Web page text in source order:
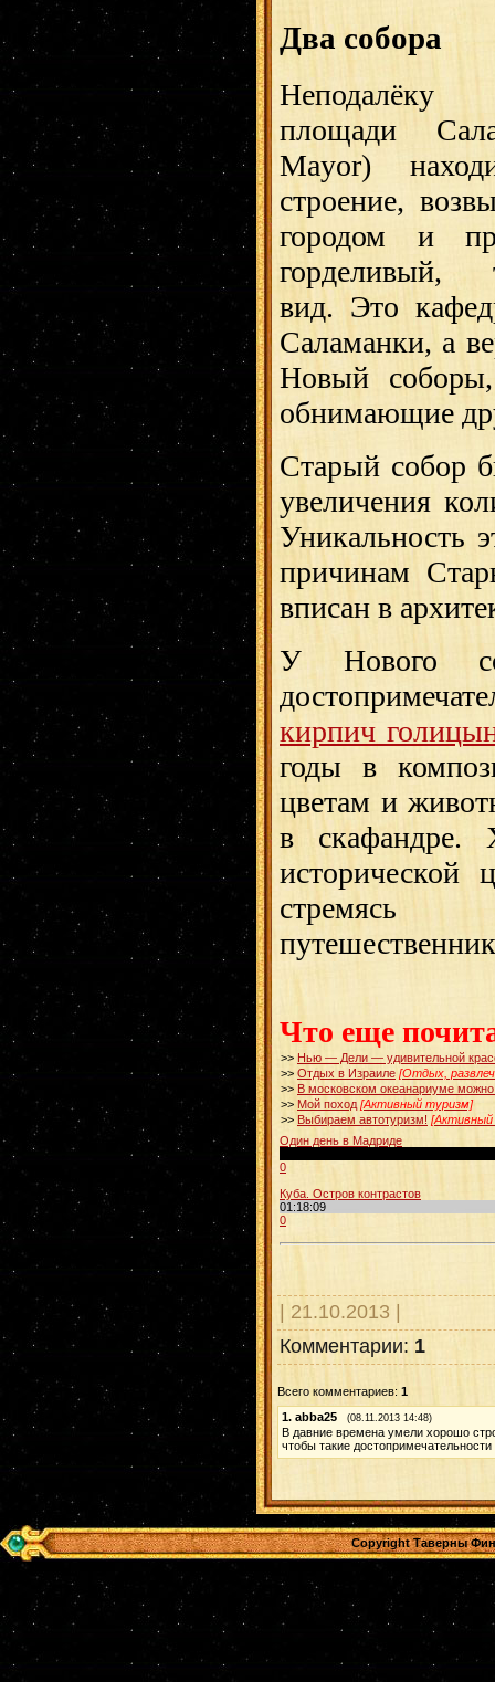
Два собора
площади
Mayor)
строение,
городом и
горделивый,
вид. Это
Саламанки, а
Новый
обнимающие
Старый собор
увеличения
Уникальность
причинам
вписан в
У Нового
кирпич
годы в
цветам и
в скафандре.
стремясь
Что еще
>> Нью — Дели — удивительной
>> Отдых в Израиле [Отдых,
>> В московском океанариуме можно
>> Мой поход [Активный туризм]
>> Выбираем автотуризм!
Один день в Мадриде
0
Куба. Остров контрастов
01:18:09
0
| 21.10.2013 |
Комментарии: 1
Всего комментариев: 1
1. abba25 (08.11.2013 14:48)
В давние времена умели хорошо
чтобы такие
Copyright Таверны